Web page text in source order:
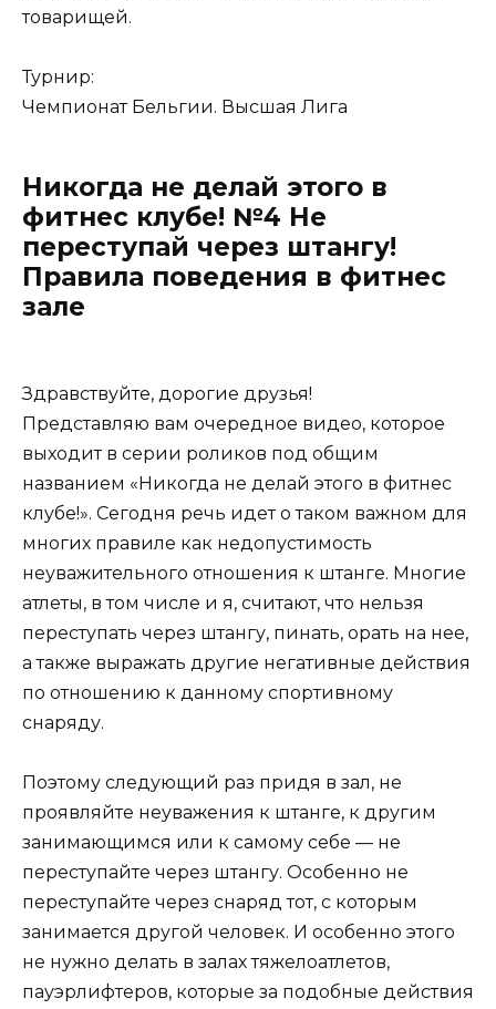
товарищей.
Турнир:
Чемпионат Бельгии. Высшая Лига
Никогда не делай этого в
фитнес клубе! №4 Не
переступай через штангу!
Правила поведения в фитнес
зале
Здравствуйте, дорогие друзья!
Представляю вам очередное видео, которое
выходит в серии роликов под общим
названием «Никогда не делай этого в фитнес
клубе!». Сегодня речь идет о таком важном для
многих правиле как недопустимость
неуважительного отношения к штанге. Многие
атлеты, в том числе и я, считают, что нельзя
переступать через штангу, пинать, орать на нее,
а также выражать другие негативные действия
по отношению к данному спортивному
снаряду.
Поэтому следующий раз придя в зал, не
проявляйте неуважения к штанге, к другим
занимающимся или к самому себе — не
переступайте через штангу. Особенно не
переступайте через снаряд тот, с которым
занимается другой человек. И особенно этого
не нужно делать в залах тяжелоатлетов,
пауэрлифтеров, которые за подобные действия